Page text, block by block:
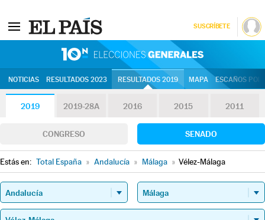
SUSCRÍBETE
NOTICIAS RESULTADOS 2023 RESULTADOS 2019 MAPA ESCAÑOS
2019 2019-28A 2016 2015 2011
CONGRESO SENADO
Estás en: Total España » Andalucía » Málaga » Vélez-Málaga